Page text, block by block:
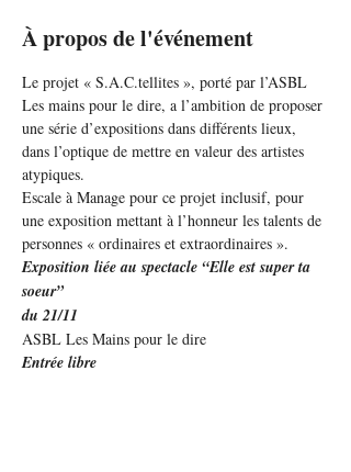
À propos de l'événement
Le projet « S.A.C.tellites », porté par l’ASBL
Les mains pour le dire, a l’ambition de proposer
une série d’expositions dans différents lieux,
dans l’optique de mettre en valeur des artistes
atypiques.
Escale à Manage pour ce projet inclusif, pour
une exposition mettant à l’honneur les talents de
personnes « ordinaires et extraordinaires ».
Exposition liée au spectacle “Elle est super ta
soeur”
du 21/11
ASBL Les Mains pour le dire
Entrée libre